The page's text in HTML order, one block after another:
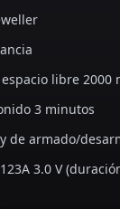
libre 2000
3 minutos
de armado/
3.0 V